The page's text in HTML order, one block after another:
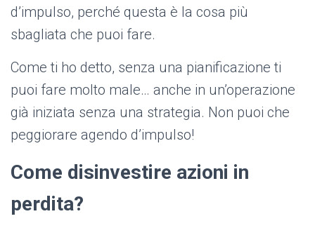
d’impulso, perché questa è la cosa più
sbagliata che puoi fare.
Come ti ho detto, senza una pianificazione ti
puoi fare molto male… anche in un’operazione
già iniziata senza una strategia. Non puoi che
peggiorare agendo d’impulso!
Come disinvestire azioni in
perdita?